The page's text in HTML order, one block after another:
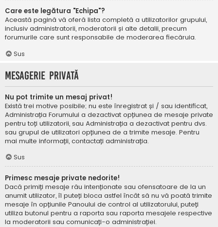
Care este legătura "Echipa"?
Această pagină vă oferă lista completă a utilizatorilor grupului,
inclusiv administratorii, moderatorii și alte detalii, precum
forumurile care sunt responsabile de moderarea fiecăruia.
Sus
Mesagerie privată
Nu pot trimite un mesaj privat!
Există trei motive posibile; nu este înregistrat și / sau identificat,
Administrația Forumului a dezactivat opțiunea de mesaje private
pentru toți utilizatorii, sau Administrația a dezactivat pentru dvs.
sau grupul de utilizatori opțiunea de a trimite mesaje. Pentru
mai multe informații, contactați administrația.
Sus
Primesc mesaje private nedorite!
Dacă primiți mesaje rău intenționate sau ofensatoare de la un
anumit utilizator, îl puteți bloca astfel încât să nu vă poată trimite
mesaje în opțiunile Panoului de control al utilizatorului, puteți
utiliza butonul pentru a raporta sau raporta mesajele respective
la moderatorii sau comunicați-o administrației.